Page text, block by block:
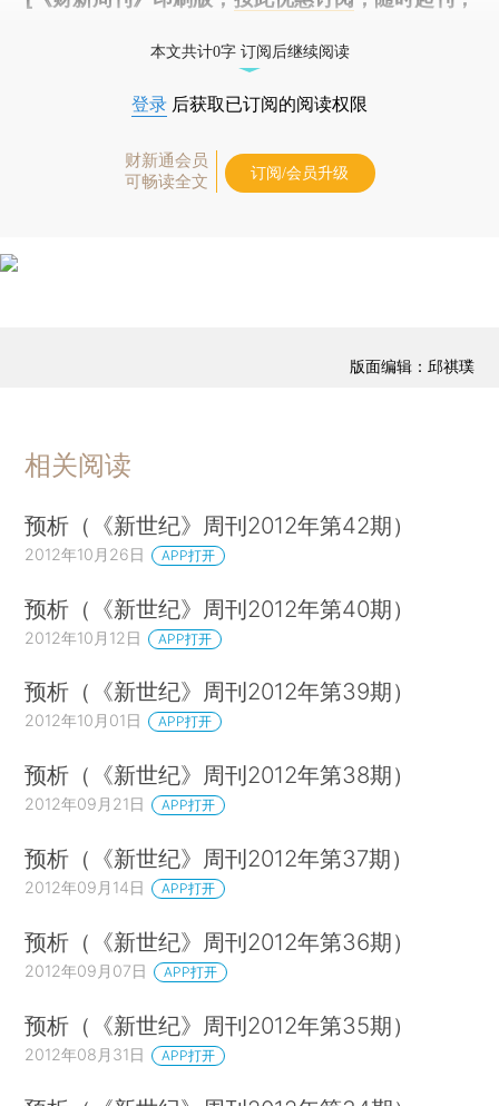
本文共计0字 订阅后继续阅读
登录 后获取已订阅的阅读权限
财新通会员
可畅读全文
订阅/会员升级
版面编辑：邱祺璞
相关阅读
预析（《新世纪》周刊2012年第42期）
2012年10月26日 APP打开
预析（《新世纪》周刊2012年第40期）
2012年10月12日 APP打开
预析（《新世纪》周刊2012年第39期）
2012年10月01日 APP打开
预析（《新世纪》周刊2012年第38期）
2012年09月21日 APP打开
预析（《新世纪》周刊2012年第37期）
2012年09月14日 APP打开
预析（《新世纪》周刊2012年第36期）
2012年09月07日 APP打开
预析（《新世纪》周刊2012年第35期）
2012年08月31日 APP打开